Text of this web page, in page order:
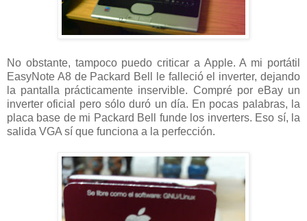
No obstante, tampoco puedo criticar a Apple. A mi portátil
EasyNote A8 de Packard Bell le falleció el inverter, dejando
la pantalla prácticamente inservible. Compré por eBay un
inverter oficial pero sólo duró un día. En pocas palabras, la
placa base de mi Packard Bell funde los inverters. Eso sí, la
salida VGA sí que funciona a la perfección.